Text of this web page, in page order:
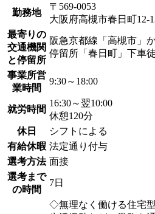
勤務地
〒569-0053
大阪府高槻市春日町12-
最寄りの
交通機関
と停留所
阪急京都線「高槻市」
停留所「春日町」下車
事業所営
業時間
9:30～18:00
就労時間
16:30～翌10:00
休憩120分
休日
シフトによる
有給休暇 法定通り付与
選考方法 面接
選考まで
の時間
7日
◇無理なく働ける住宅